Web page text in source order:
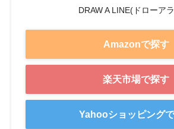
DRAW A LINE(ドローア
Amazonで探す
楽天市場で探す
Yahooショッピング